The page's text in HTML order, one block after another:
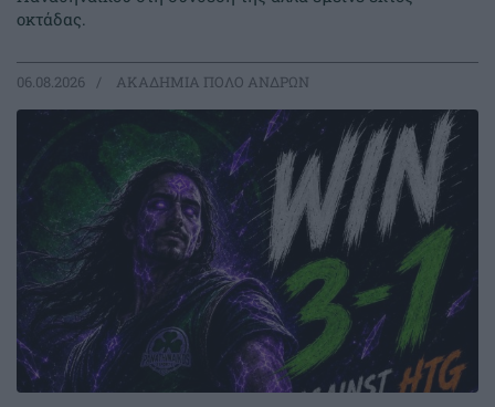
οκτάδας.
06.08.2026 ΑΚΑΔΗΜΙΑ ΠΟΛΟ ΑΝΔΡΩΝ